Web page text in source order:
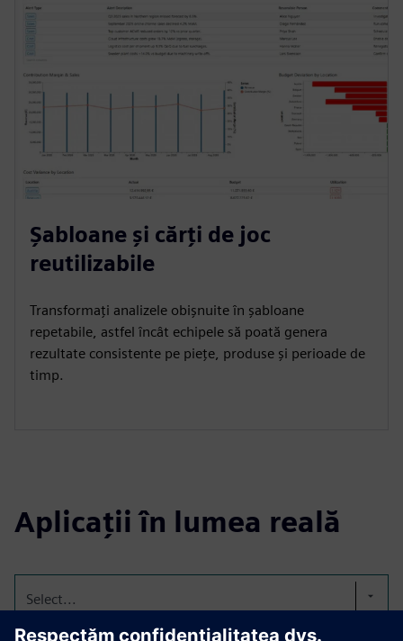
Șabloane și cărți de joc
reutilizabile
Transformați analizele obișnuite în șabloane
repetabile, astfel încât echipele să poată genera
rezultate consistente pe piețe, produse și perioade de
timp.
Aplicații în lumea reală
Select...